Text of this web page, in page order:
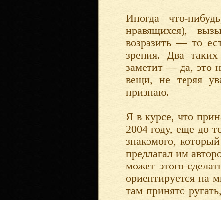
Иногда что-
нравящихся),
возразить — то
зрения. Два
заметит — да, это
вещи, не теряя
признаю.
Я в курсе, что
2004 году, еще до
знакомого,
предлагал им
может этого
ориентируется на
там принято